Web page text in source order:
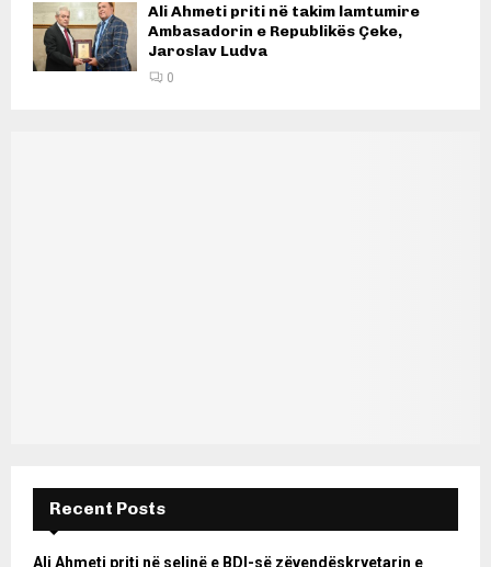
Ali Ahmeti priti në takim lamtumire
Ambasadorin e Republikës Çeke,
Jaroslav Ludva
0
Recent Posts
Ali Ahmeti priti në selinë e BDI-së zëvendëskryetarin e